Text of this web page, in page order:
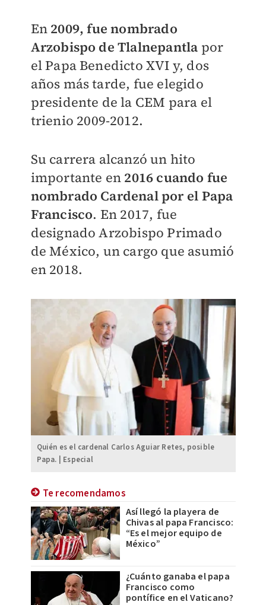
En 2009, fue nombrado
Arzobispo de Tlalnepantla por
el Papa Benedicto XVI y, dos
años más tarde, fue elegido
presidente de la CEM para el
trienio 2009-2012.
Su carrera alcanzó un hito
importante en 2016 cuando fue
nombrado Cardenal por el Papa
Francisco. En 2017, fue
designado Arzobispo Primado
de México, un cargo que asumió
en 2018.
Quién es el cardenal Carlos Aguiar Retes, posible
Papa. | Especial
Te recomendamos
Así llegó la playera de
Chivas al papa Francisco:
“Es el mejor equipo de
México”
¿Cuánto ganaba el papa
Francisco como
pontífice en el Vaticano?